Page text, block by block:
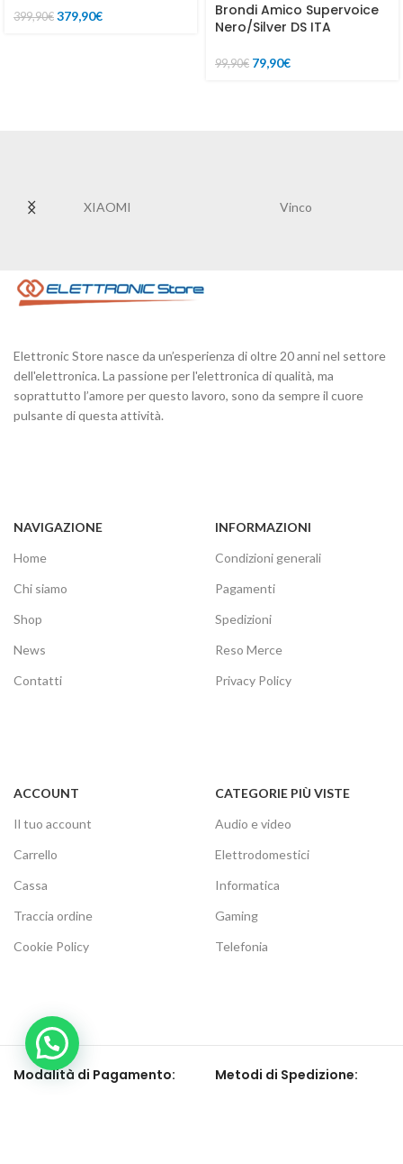
399,90€ 379,90€
Brondi Amico Supervoice
Nero/Silver DS ITA
99,90€ 79,90€
XIAOMI Vinco
Elettronic Store nasce da un’esperienza di oltre 20 anni nel settore
dell'elettronica. La passione per l'elettronica di qualità, ma
soprattutto l’amore per questo lavoro, sono da sempre il cuore
pulsante di questa attività.
NAVIGAZIONE
Home
Chi siamo
Shop
News
Contatti
INFORMAZIONI
Condizioni generali
Pagamenti
Spedizioni
Reso Merce
Privacy Policy
ACCOUNT
Il tuo account
Carrello
Cassa
Traccia ordine
Cookie Policy
CATEGORIE PIÙ VISTE
Audio e video
Elettrodomestici
Informatica
Gaming
Telefonia
Modalità di Pagamento: Metodi di Spedizione: